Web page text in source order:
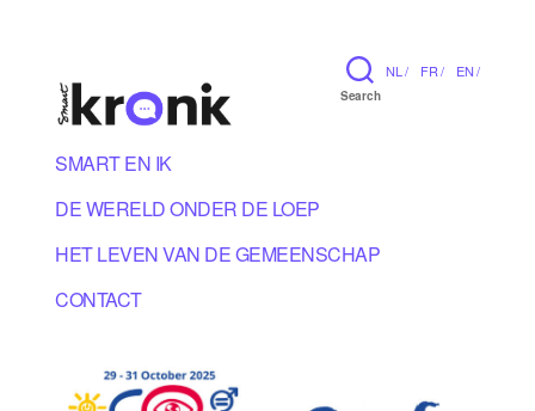
NL / FR / EN /
Search
SMART EN IK
DE WERELD ONDER DE LOEP
HET LEVEN VAN DE GEMEENSCHAP
CONTACT